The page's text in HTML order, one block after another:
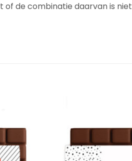
of de combinatie daarvan is niet
Wishlist